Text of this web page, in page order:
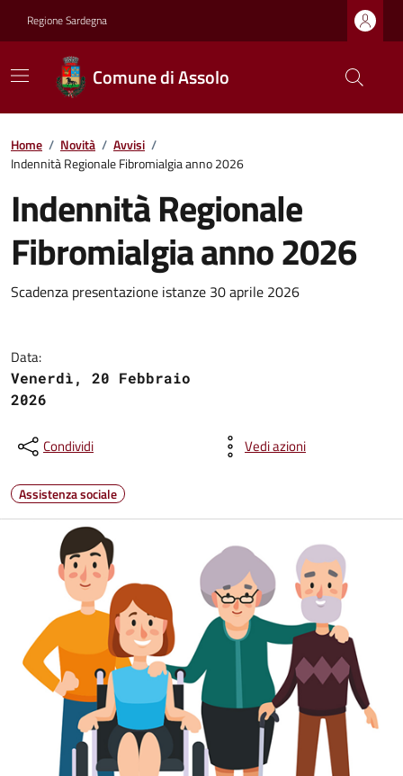
Regione Sardegna
Comune di Assolo
Home / Novità / Avvisi /
Indennità Regionale Fibromialgia anno 2026
Indennità Regionale
Fibromialgia anno 2026
Scadenza presentazione istanze 30 aprile 2026
Data:
Venerdì, 20 Febbraio
2026
Condividi Vedi azioni
Assistenza sociale